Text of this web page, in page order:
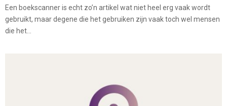
Een boekscanner is echt zo’n artikel wat niet heel erg vaak wordt
gebruikt, maar degene die het gebruiken zijn vaak toch wel mensen
die het...